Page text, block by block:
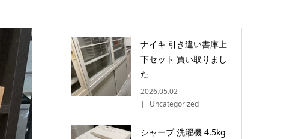
ナイキ 引き違い書庫上
下セット 買い取りまし
た
2026.05.02
Uncategorized
シャープ 洗濯機 4.5kg